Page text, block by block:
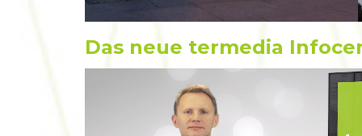
Das neue termedia